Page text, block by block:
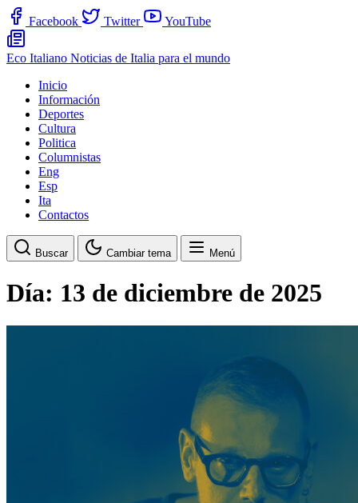
Facebook Twitter YouTube
Eco Italiano Noticias de Italia para el mundo
Inicio
Información
Deportes
Cultura
Politica
Columnistas
Eng
Esp
Ita
Contactos
Buscar Cambiar tema Menú
Día: 13 de diciembre de 2025